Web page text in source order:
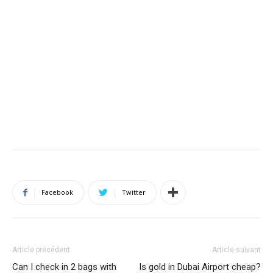
Facebook Twitter
Article précédent
Can I check in 2 bags with
Article suivant
Is gold in Dubai Airport cheap?